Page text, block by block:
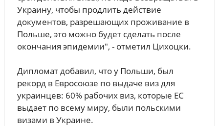
Украину, чтобы продлить действие
документов, разрешающих проживание в
Польше, это можно будет сделать после
окончания эпидемии", - отметил Цихоцки.
Дипломат добавил, что у Польши, был
рекорд в Евросоюзе по выдаче виз для
украинцев: 60% рабочих виз, которые ЕС
выдает по всему миру, были польскими
визами в Украине.